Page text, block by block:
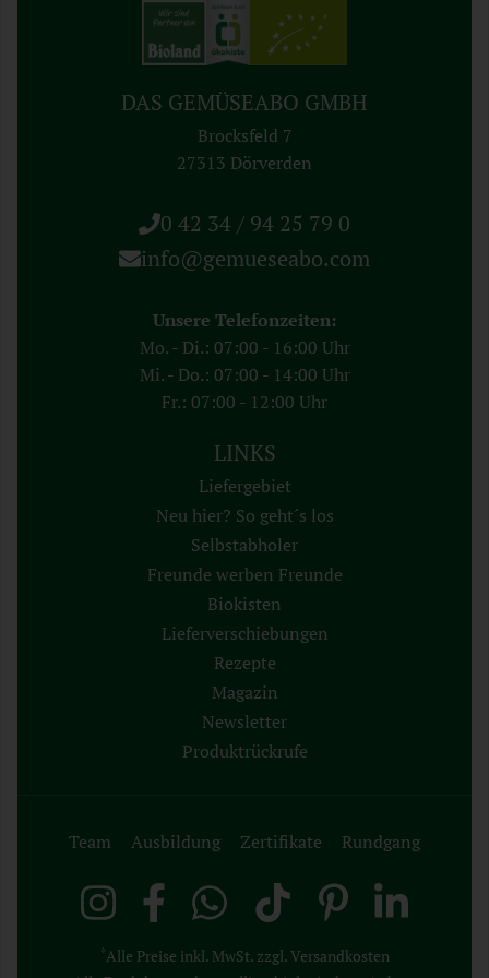
DAS GEMÜSEABO GMBH
Brocksfeld 7
27313 Dörverden
0 42 34 / 94 25 79 0
info@gemueseabo.com
Unsere Telefonzeiten:
Mo. - Di.: 07:00 - 16:00 Uhr
Mi. - Do.: 07:00 - 14:00 Uhr
Fr.: 07:00 - 12:00 Uhr
LINKS
Liefergebiet
Neu hier? So geht´s los
Selbstabholer
Freunde werben Freunde
Biokisten
Lieferverschiebungen
Rezepte
Magazin
Newsletter
Produktrückrufe
Team Ausbildung Zertifikate Rundgang
*Alle Preise inkl. MwSt. zzgl. Versandkosten